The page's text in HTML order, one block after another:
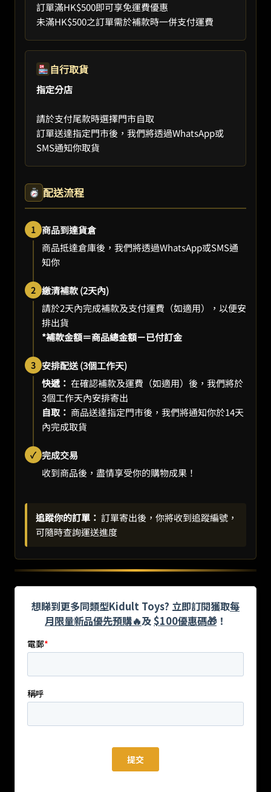
訂單滿HK$500即可享免運費優惠
未滿HK$500之訂單需於補款時一併支付運費
自行取貨
指定分店
請於支付尾款時選擇門市自取
訂單送達指定門市後，我們將透過WhatsApp或
SMS通知你取貨
配送流程
1 商品到達貨倉
商品抵達倉庫後，我們將透過WhatsApp或SMS通
知你
2 繳清補款 (2天內)
請於2天內完成補款及支付運費（如適用），以便安
排出貨
*補款金額＝商品總金額－已付訂金
3 安排配送 (3個工作天)
快遞： 在確認補款及運費（如適用）後，我們將於
3個工作天內安排寄出
自取： 商品送達指定門市後，我們將通知你於14天
內完成取貨
✓ 完成交易
收到商品後，盡情享受你的購物成果！
追蹤你的訂單： 訂單寄出後，你將收到追蹤編號，
可隨時查詢運送進度